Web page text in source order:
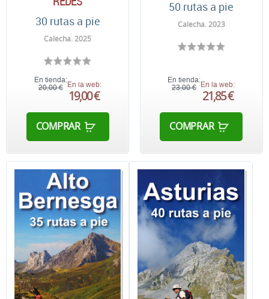
30 rutas a pie
Calecha. 2025
En tienda:
20,00 € En la web:
19,00 €
COMPRAR
50 rutas a pie
Calecha. 2023
En tienda:
23,00 €
En la web:
21,85 €
COMPRAR